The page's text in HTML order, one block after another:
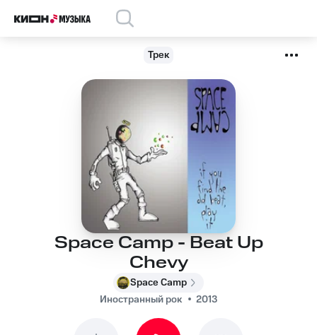
Трек
Space Camp - Beat Up
Chevy
Space Camp
Иностранный рок
2013